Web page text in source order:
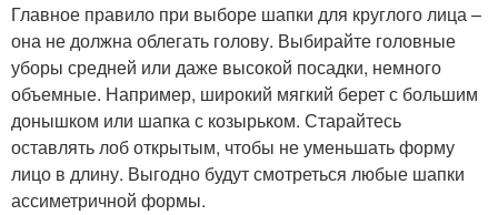
Главное правило при выборе шапки для круглого лица –
она не должна облегать голову. Выбирайте головные
уборы средней или даже высокой посадки, немного
объемные. Например, широкий мягкий берет с большим
донышком или шапка с козырьком. Старайтесь
оставлять лоб открытым, чтобы не уменьшать форму
лицо в длину. Выгодно будут смотреться любые шапки
ассиметричной формы.